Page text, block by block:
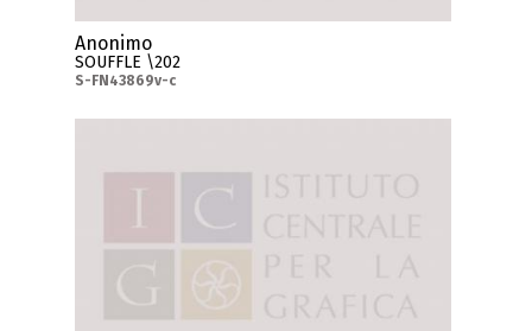
Anonimo
SOUFFLE \202
S-FN43869v-c